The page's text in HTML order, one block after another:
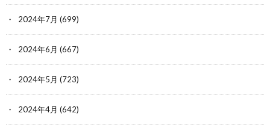
2024年7月 (699)
2024年6月 (667)
2024年5月 (723)
2024年4月 (642)